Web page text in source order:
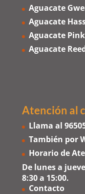
Aguacate
Aguacate
Aguacate
Aguacate
Atención al
Llama al
También por
Horario de
De lunes a
8:30 a 15:00.
Contacto